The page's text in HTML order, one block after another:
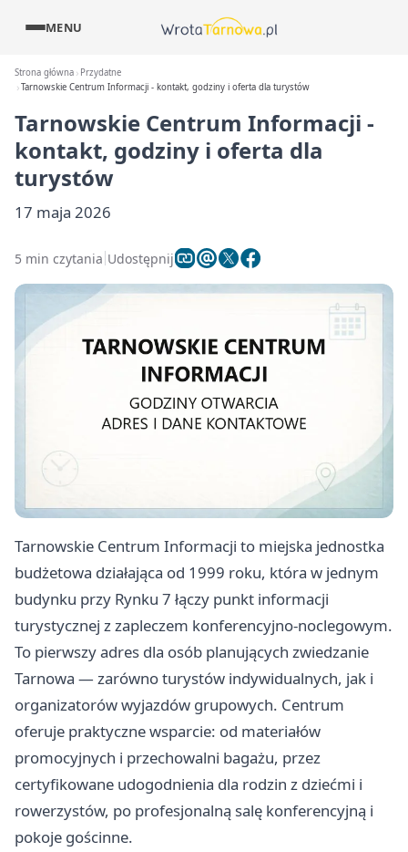
MENU
Strona główna
Przydatne
Tarnowskie Centrum Informacji - kontakt, godziny i oferta dla turystów
Tarnowskie Centrum Informacji -
kontakt, godziny i oferta dla
turystów
17 maja 2026
5 min czytania Udostępnij
Tarnowskie Centrum Informacji to miejska jednostka
budżetowa działająca od 1999 roku, która w jednym
budynku przy Rynku 7 łączy punkt informacji
turystycznej z zapleczem konferencyjno-noclegowym.
To pierwszy adres dla osób planujących zwiedzanie
Tarnowa — zarówno turystów indywidualnych, jak i
organizatorów wyjazdów grupowych. Centrum
oferuje praktyczne wsparcie: od materiałów
promocyjnych i przechowalni bagażu, przez
certyfikowane udogodnienia dla rodzin z dziećmi i
rowerzystów, po profesjonalną salę konferencyjną i
pokoje gościnne.